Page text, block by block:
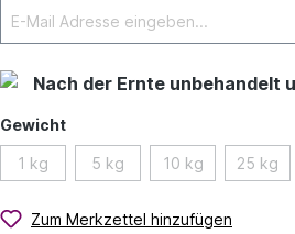
Nach der Ernte unbehandelt
Gewicht
1 kg 5 kg 10 kg 25 kg
Zum Merkzettel hinzufügen